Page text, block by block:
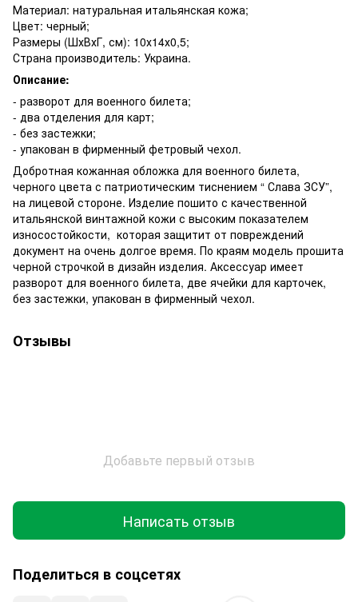
Материал: натуральная итальянская кожа;
Цвет: черный;
Размеры (ШхВхГ, см): 10х14х0,5;
Страна производитель: Украина.
Описание:
- разворот для военного билета;
- два отделения для карт;
- без застежки;
- упакован в фирменный фетровый чехол.
Добротная кожанная обложка для военного билета,
черного цвета с патриотическим тиснением “ Слава ЗСУ”,
на лицевой стороне. Изделие пошито с качественной
итальянской винтажной кожи с высоким показателем
износостойкости, которая защитит от повреждений
документ на очень долгое время. По краям модель прошита
черной строчкой в дизайн изделия. Аксессуар имеет
разворот для военного билета, две ячейки для карточек,
без застежки, упакован в фирменный чехол.
Отзывы
Добавьте первый отзыв
Написать отзыв
Поделиться в соцсетях